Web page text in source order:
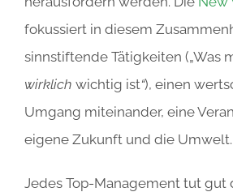
fokussiert in diesem
sinnstiftende Tätigkeiten („Was
wirklich wichtig ist“), einen
Umgang miteinander, eine
eigene Zukunft und die Umwelt.
Jedes Top-Management tut gut